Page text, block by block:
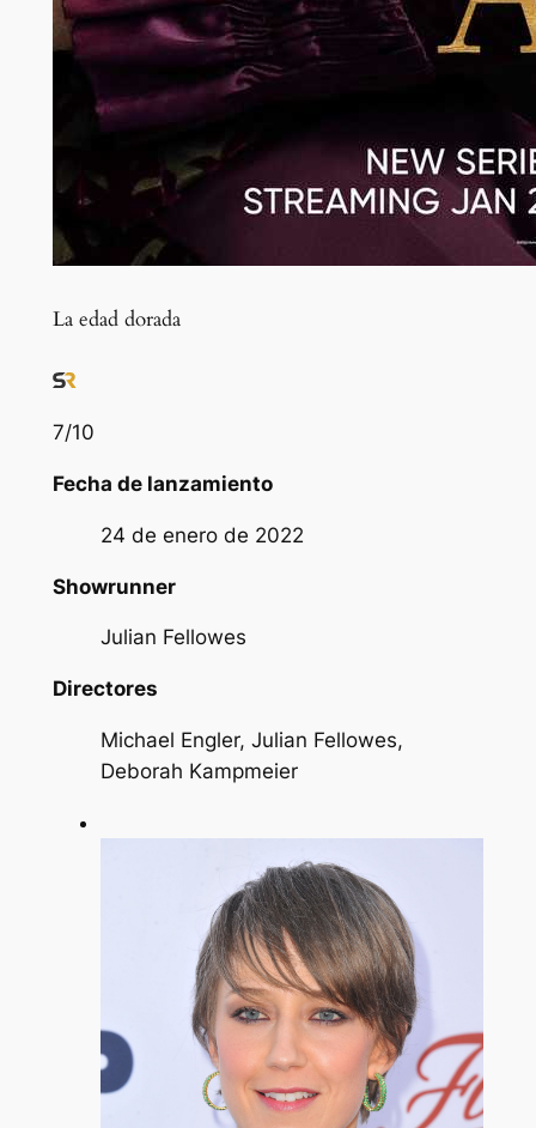
La edad dorada
7/10
Fecha de lanzamiento
24 de enero de 2022
Showrunner
Julian Fellowes
Directores
Michael Engler, Julian Fellowes,
Deborah Kampmeier